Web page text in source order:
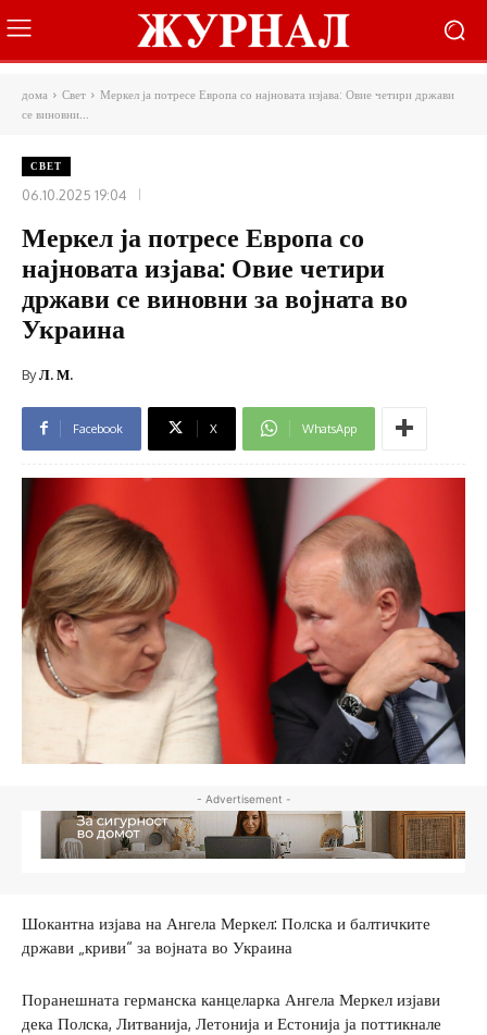
дома Свет
Меркел ја потресе Европа со најновата изјава: Овие четири држави
се виновни...
СВЕТ
06.10.2025 19:04
Меркел ја потресе Европа со
најновата изјава: Овие четири
држави се виновни за војната во
Украина
ByЛ. М.
Facebook X WhatsApp
- Advertisement -
Шокантна изјава на Ангела Меркел: Полска и балтичките
држави „криви“ за војната во Украина
Поранешната германска канцеларка Ангела Меркел изјави
дека Полска, Литванија, Летонија и Естонија ја поттикнале